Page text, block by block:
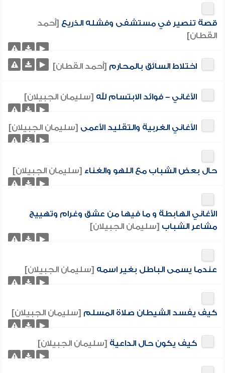
قصة تنصير في مستشفى وفشله الذريع [أحمد
القطان]
اختلاط السائق بالمحارم [أحمد القطان]
الأغاني – فوائد الابتسام لله [سليمان الجبيلان]
الأغاني الغربية والتقليد الأعمى [سليمان الجبيلان]
حال بعض الشباب مع اللهو والغناء [سليمان الجبيلان]
الأغاني الهابطة و ما فيها من عشق وغرام وتهييج
مشاعر الشباب [سليمان الجبيلان]
عندما يسمى الباطل بغير اسمه [سليمان الجبيلان]
كيف يفسد الشيطان صلاة المسلم [سليمان الجبيلان]
كيف يكون حال الداعية [سليمان الجبيلان]